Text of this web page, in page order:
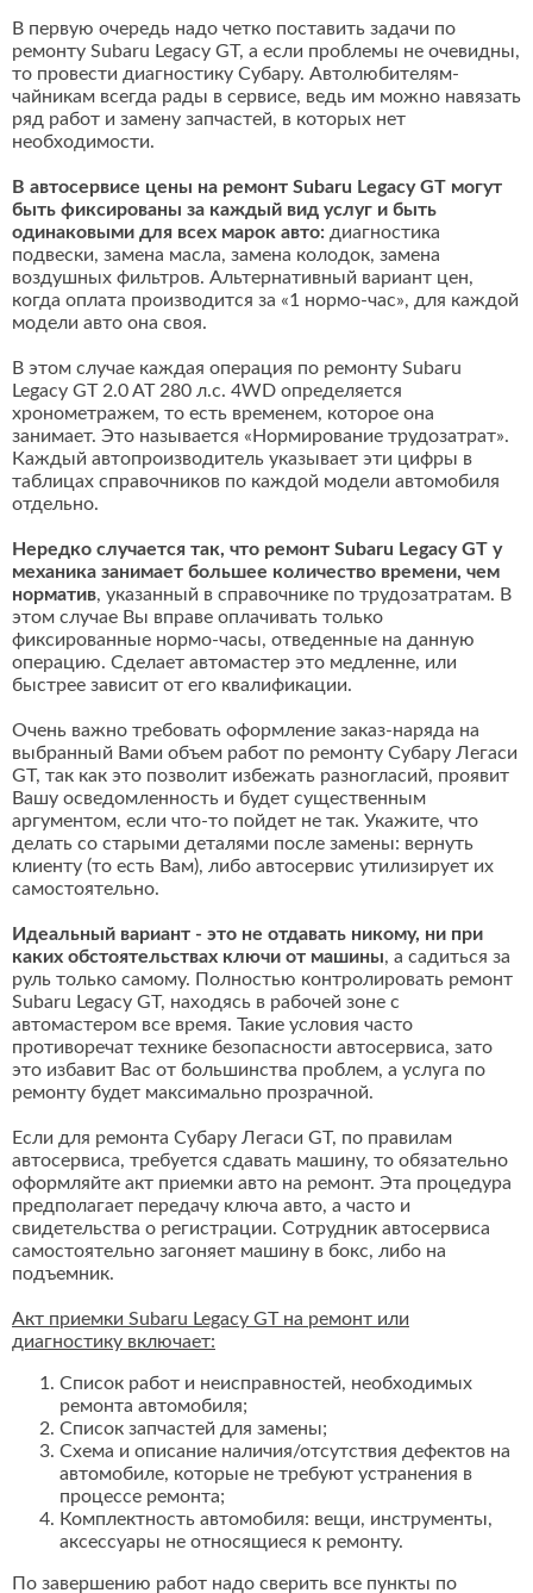
В первую очередь надо четко поставить задачи по
ремонту Subaru Legacy GT, а если проблемы не очевидны,
то провести диагностику Субару. Автолюбителям-
чайникам всегда рады в сервисе, ведь им можно навязать
ряд работ и замену запчастей, в которых нет
необходимости.
В автосервисе цены на ремонт Subaru Legacy GT могут
быть фиксированы за каждый вид услуг и быть
одинаковыми для всех марок авто: диагностика
подвески, замена масла, замена колодок, замена
воздушных фильтров. Альтернативный вариант цен,
когда оплата производится за «1 нормо-час», для каждой
модели авто она своя.
В этом случае каждая операция по ремонту Subaru
Legacy GT 2.0 AT 280 л.с. 4WD определяется
хронометражем, то есть временем, которое она
занимает. Это называется «Нормирование трудозатрат».
Каждый автопроизводитель указывает эти цифры в
таблицах справочников по каждой модели автомобиля
отдельно.
Нередко случается так, что ремонт Subaru Legacy GT у
механика занимает большее количество времени, чем
норматив, указанный в справочнике по трудозатратам. В
этом случае Вы вправе оплачивать только
фиксированные нормо-часы, отведенные на данную
операцию. Сделает автомастер это медленне, или
быстрее зависит от его квалификации.
Очень важно требовать оформление заказ-наряда на
выбранный Вами объем работ по ремонту Субару Легаси
GT, так как это позволит избежать разногласий, проявит
Вашу осведомленность и будет существенным
аргументом, если что-то пойдет не так. Укажите, что
делать со старыми деталями после замены: вернуть
клиенту (то есть Вам), либо автосервис утилизирует их
самостоятельно.
Идеальный вариант - это не отдавать никому, ни при
каких обстоятельствах ключи от машины, а садиться за
руль только самому. Полностью контролировать ремонт
Subaru Legacy GT, находясь в рабочей зоне с
автомастером все время. Такие условия часто
противоречат технике безопасности автосервиса, зато
это избавит Вас от большинства проблем, а услуга по
ремонту будет максимально прозрачной.
Если для ремонта Субару Легаси GT, по правилам
автосервиса, требуется сдавать машину, то обязательно
оформляйте акт приемки авто на ремонт. Эта процедура
предполагает передачу ключа авто, а часто и
свидетельства о регистрации. Сотрудник автосервиса
самостоятельно загоняет машину в бокс, либо на
подъемник.
Акт приемки Subaru Legacy GT на ремонт или
диагностику включает:
Список работ и неисправностей, необходимых
ремонта автомобиля;
Список запчастей для замены;
Схема и описание наличия/отсутствия дефектов на
автомобиле, которые не требуют устранения в
процессе ремонта;
Комплектность автомобиля: вещи, инструменты,
аксессуары не относящиеся к ремонту.
По завершению работ надо сверить все пункты по